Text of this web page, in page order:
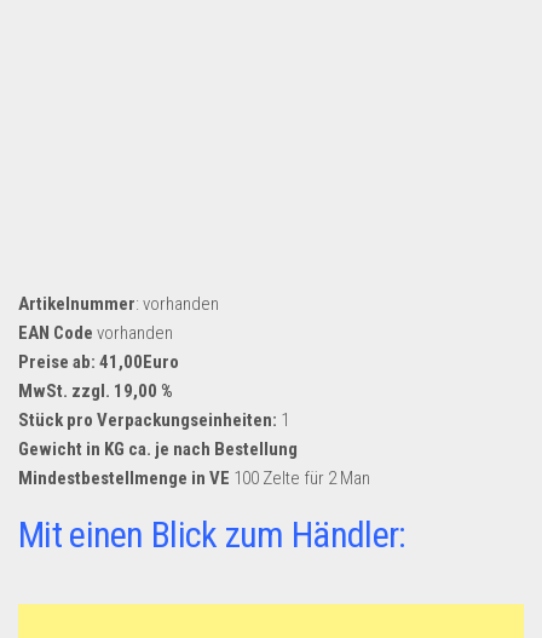
Artikelnummer: vorhanden
EAN Code vorhanden
Preise ab: 41,00Euro
MwSt. zzgl. 19,00 %
Stück pro Verpackungseinheiten: 1
Gewicht in KG ca. je nach Bestellung
Mindestbestellmenge in VE 100 Zelte für 2 Man
Mit einen Blick zum Händler: